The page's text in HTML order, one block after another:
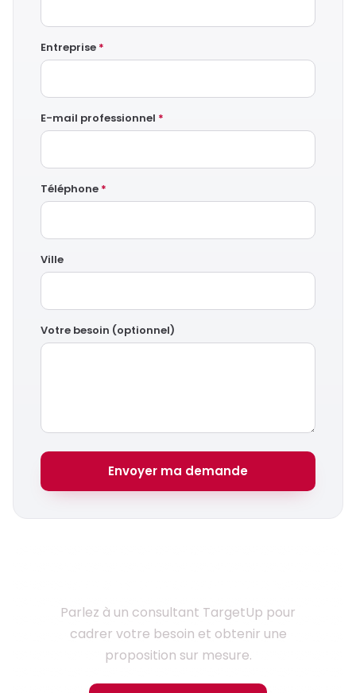
Entreprise *
E-mail professionnel *
Téléphone *
Ville
Votre besoin (optionnel)
Envoyer ma demande
Parlez à un consultant TargetUp pour
cadrer votre besoin et obtenir une
proposition sur mesure.